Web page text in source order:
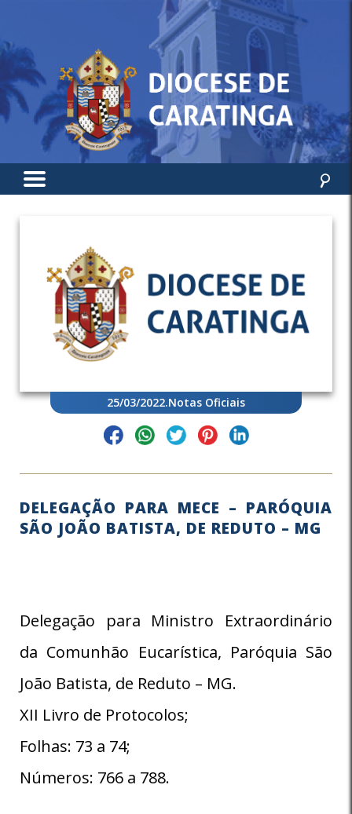
25/03/2022.Notas Oficiais
DELEGAÇÃO PARA MECE – PARÓQUIA
SÃO JOÃO BATISTA, DE REDUTO – MG
Delegação para Ministro Extraordinário
da Comunhão Eucarística, Paróquia São
João Batista, de Reduto – MG.
XII Livro de Protocolos;
Folhas: 73 a 74;
Números: 766 a 788.